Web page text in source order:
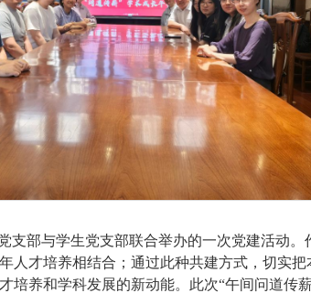
支部与学生党支部联合举办的一次党建活动
人才培养相结合；通过此种共建方式，切实
培养和学科发展的新动能。此次“午间问道传